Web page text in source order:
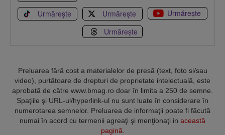
Urmărește Urmărește
Urmărește
Urmărește
Preluarea fără cost a materialelor de presă (text, foto si/sau
video), purtătoare de drepturi de proprietate intelectuală, este
aprobată de către www.bmag.ro doar în limita a 250 de semne.
Spaţiile şi URL-ul/hyperlink-ul nu sunt luate în considerare în
numerotarea semnelor. Preluarea de informaţii poate fi făcută
numai în acord cu termenii agreaţi şi menţionaţi in această
pagină